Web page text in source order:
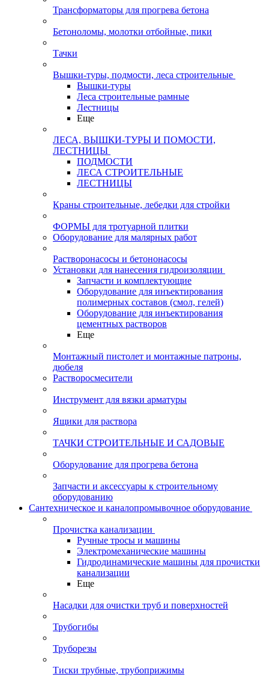
Трансформаторы для прогрева бетона
Бетоноломы, молотки отбойные, пики
Тачки
Вышки-туры, подмости, леса строительные
Вышки-туры
Леса строительные рамные
Лестницы
Еще
ЛЕСА, ВЫШКИ-ТУРЫ И ПОМОСТИ,
ЛЕСТНИЦЫ
ПОДМОСТИ
ЛЕСА СТРОИТЕЛЬНЫЕ
ЛЕСТНИЦЫ
Краны строительные, лебедки для стройки
ФОРМЫ для тротуарной плитки
Оборудование для малярных работ
Растворонасосы и бетононасосы
Установки для нанесения гидроизоляции
Запчасти и комплектующие
Оборудование для инъектирования
полимерных составов (смол, гелей)
Оборудование для инъектирования
цементных растворов
Еще
Монтажный пистолет и монтажные патроны,
дюбеля
Растворосмесители
Инструмент для вязки арматуры
Ящики для раствора
ТАЧКИ СТРОИТЕЛЬНЫЕ И САДОВЫЕ
Оборудование для прогрева бетона
Запчасти и аксессуары к строительному
оборудованию
Сантехническое и каналопромывочное оборудование
Прочистка канализации
Ручные тросы и машины
Электромеханические машины
Гидродинамические машины для прочистки
канализации
Еще
Насадки для очистки труб и поверхностей
Трубогибы
Труборезы
Тиски трубные, трубоприжимы